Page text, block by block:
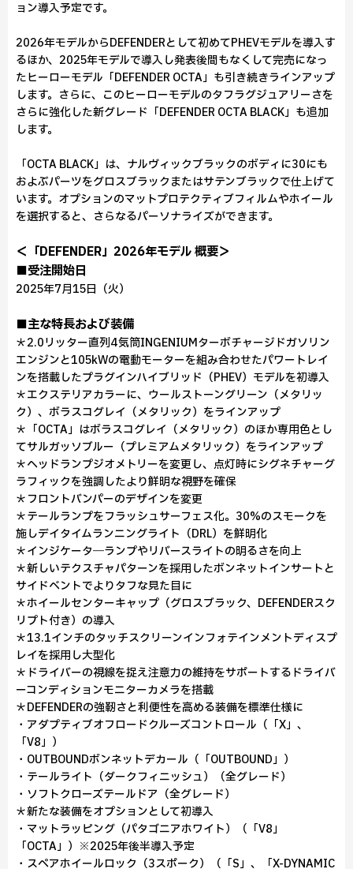
ョン導入予定です。
2026年モデルからDEFENDERとして初めてPHEVモデルを導入す
るほか、2025年モデルで導入し発表後間もなくして完売になっ
たヒーローモデル「DEFENDER OCTA」も引き続きラインアップ
します。さらに、このヒーローモデルのタフラグジュアリーさを
さらに強化した新グレード「DEFENDER OCTA BLACK」も追加
します。
「OCTA BLACK」は、ナルヴィックブラックのボディに30にも
およぶパーツをグロスブラックまたはサテンブラックで仕上げて
います。オプションのマットプロテクティブフィルムやホイール
を選択すると、さらなるパーソナライズができます。
＜「DEFENDER」2026年モデル 概要＞
■受注開始日
2025年7月15日（火）
■主な特長および装備
＊2.0リッター直列4気筒INGENIUMターボチャージドガソリン
エンジンと105kWの電動モーターを組み合わせたパワートレイ
ンを搭載したプラグインハイブリッド（PHEV）モデルを初導入
＊エクステリアカラーに、ウールストーングリーン（メタリッ
ク）、ボラスコグレイ（メタリック）をラインアップ
＊「OCTA」はボラスコグレイ（メタリック）のほか専用色とし
てサルガッソブルー（プレミアムメタリック）をラインアップ
＊ヘッドランプジオメトリーを変更し、点灯時にシグネチャーグ
ラフィックを強調したより鮮明な視野を確保
＊フロントバンパーのデザインを変更
＊テールランプをフラッシュサーフェス化。30%のスモークを
施しデイタイムランニングライト（DRL）を鮮明化
＊インジケータ―ランプやリバースライトの明るさを向上
＊新しいテクスチャパターンを採用したボンネットインサートと
サイドベントでよりタフな見た目に
＊ホイールセンターキャップ（グロスブラック、DEFENDERスク
リプト付き）の導入
＊13.1インチのタッチスクリーンインフォテインメントディスプ
レイを採用し大型化
＊ドライバーの視線を捉え注意力の維持をサポートするドライバ
ーコンディションモニターカメラを搭載
＊DEFENDERの強靭さと利便性を高める装備を標準仕様に
・アダプティブオフロードクルーズコントロール（「X」、
「V8」）
・OUTBOUNDボンネットデカール（「OUTBOUND」）
・テールライト（ダークフィニッシュ）（全グレード）
・ソフトクローズテールドア（全グレード）
＊新たな装備をオプションとして初導入
・マットラッピング（パタゴニアホワイト）（「V8」
「OCTA」）※2025年後半導入予定
・スペアホイールロック（3スポーク）（「S」、「X-DYNAMIC